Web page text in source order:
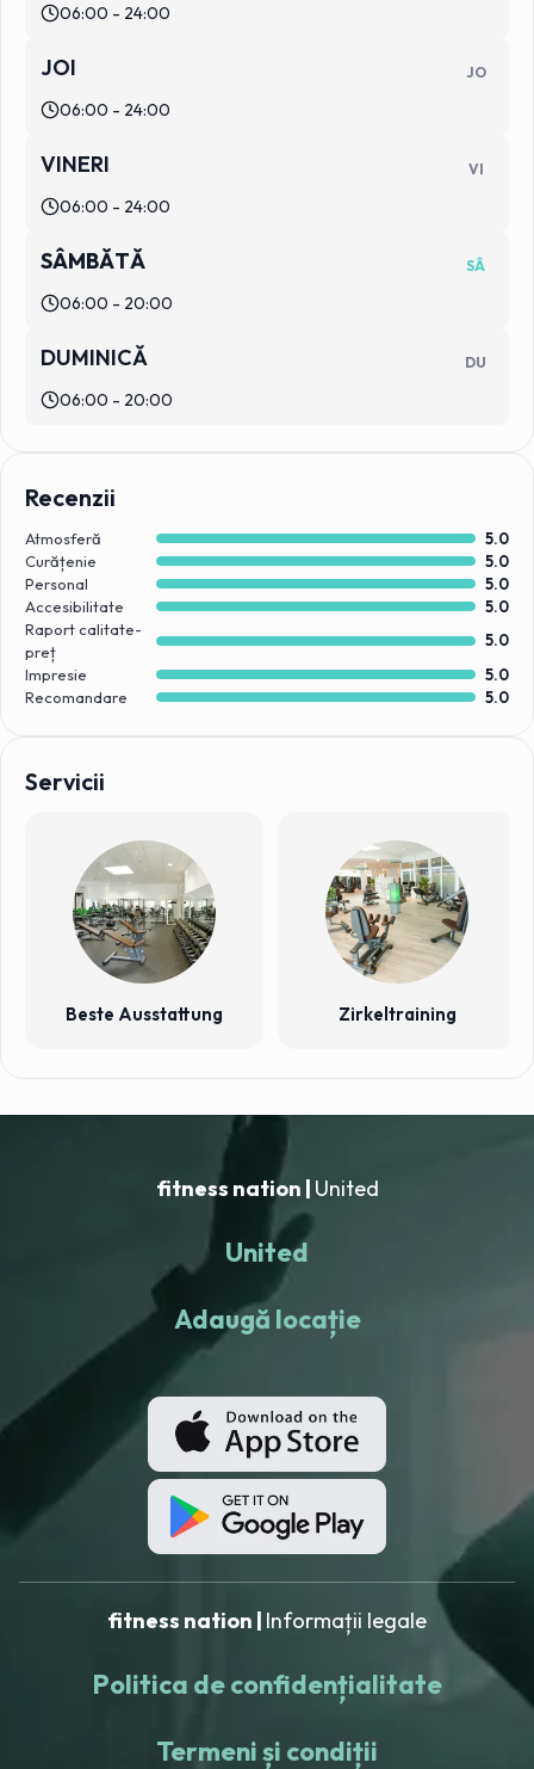
Servicii
Beste Ausstattung Zirkeltraining
06:00 - 24:00
JOI JO
06:00 - 24:00
VINERI VI
06:00 - 24:00
SÂMBĂTĂ SÂ
06:00 - 20:00
DUMINICĂ DU
06:00 - 20:00
Recenzii
Atmosferă
5.0
Curățenie
5.0
Personal
5.0
Accesibilitate
5.0
Raport calitate-
preț
5.0
Impresie
5.0
Recomandare
5.0
fitness nation | United
United
Adaugă locație
fitness nation | Informații legale
Politica de confidențialitate
Termeni și condiții